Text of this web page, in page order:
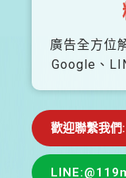
廣告全方位
Google、
歡迎聯繫我